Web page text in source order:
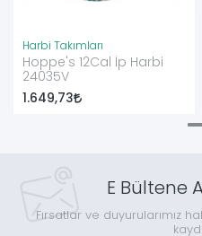
Harbi Takımları
Hoppe's 12Cal İp Harbi
24035V
1.649,73
E Bültene
Fırsatlar ve duyurularımız